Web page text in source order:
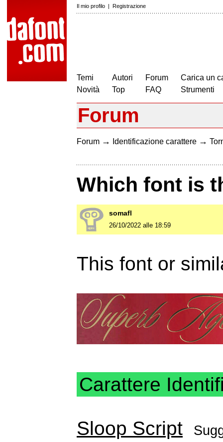
Il mio profilo | Registrazione
Temi
Novità
Autori
Top
Forum
FAQ
Carica un
Strumenti
Forum
Forum → Identificazione carattere →
Which font is
somafl
26/10/2022 alle 18:59
This font or
Carattere
Sloop Script